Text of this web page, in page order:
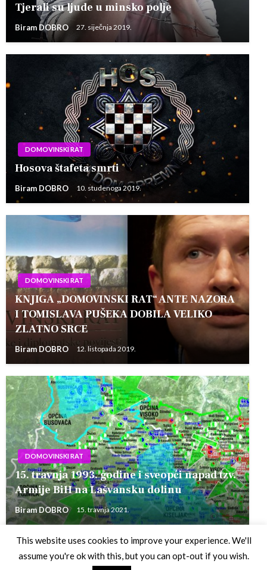
Tjerali su ljude u minsko polje
Biram DOBRO 27. siječnja 2019.
DOMOVINSKI RAT
Hosova štafeta smrti
Biram DOBRO 10. studenoga 2019.
DOMOVINSKI RAT
KNJIGA „DOMOVINSKI RAT“ ANTE NAZORA
I TOMISLAVA PUŠEKA DOBILA VELIKO
ZLATNO SRCE
Biram DOBRO 12. listopada 2019.
DOMOVINSKI RAT
15. travnja 1993. godine i sveopći napad tzv.
Armije BiH na Lašvansku dolinu
Biram DOBRO 15. travnja 2021.
This website uses cookies to improve your experience. We'll
assume you're ok with this, but you can opt-out if you wish.